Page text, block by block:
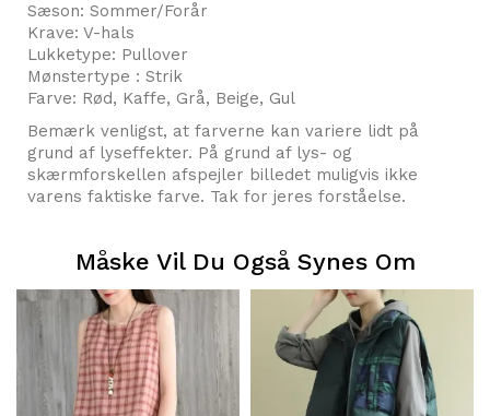
Sæson: Sommer/Forår
Krave: V-hals
Lukketype: Pullover
Mønstertype : Strik
Farve: Rød, Kaffe, Grå, Beige, Gul
Bemærk venligst, at farverne kan variere lidt på
grund af lyseffekter. På grund af lys- og
skærmforskellen afspejler billedet muligvis ikke
varens faktiske farve. Tak for jeres forståelse.
Måske Vil Du Også Synes Om